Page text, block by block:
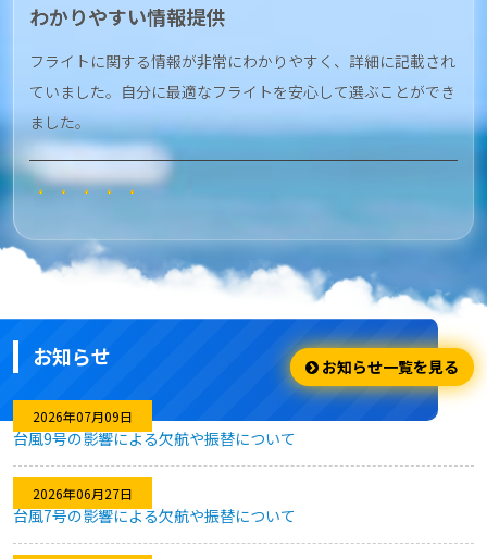
わかりやすい情報提供
フライトに関する情報が非常にわかりやすく、詳細に記載され
ていました。自分に最適なフライトを安心して選ぶことができ
ました。
★★★★★
安さ・お得
安くてお得に利用出来ました。
★★★★☆
利用のしやすさ
問題なく利用できました。
★★★★★
お知らせ お知らせ一覧を見る
2026年07月09日
台風9号の影響による欠航や振替について
2026年06月27日
台風7号の影響による欠航や振替について